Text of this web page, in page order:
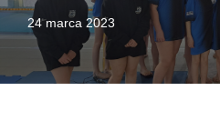
24 marca 2023